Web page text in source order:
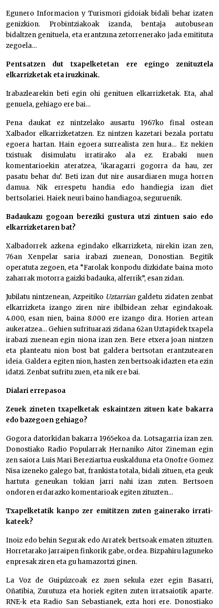
Egunero Informacion y Turismori gidoiak bidali behar izaten
genizkion. Probintziakoak izanda, bentaja autobusean
bidaltzen genituela, eta erantzuna zetorrenerako jada emitituta
zegoela…
Pentsatzen dut txapelketetan ere egingo zenituztela
elkarrizketak eta iruzkinak.
Irabazlearekin beti egin ohi genituen elkarrizketak. Eta, ahal
genuela, gehiago ere bai…
Pena daukat ez nintzelako ausartu 1967ko final ostean
Xalbador elkarrizketatzen. Ez nintzen kazetari bezala portatu
egoera hartan. Hain egoera surrealista zen hura… Ez nekien
txistuak disimulatu irratirako ala ez. Erabaki nuen
komentarioekin ateratzea, ‘ikaragarri gogorra da hau, zer
pasatu behar du’. Beti izan dut nire ausardiaren muga horren
damua. Nik errespetu handia edo handiegia izan diet
bertsolariei. Haiek neuri baino handiagoa, seguruenik.
Badaukazu gogoan bereziki gustura utzi zintuen saio edo
elkarrizketaren bat?
Xalbadorrek azkena egindako elkarrizketa, nirekin izan zen,
76an Xenpelar saria irabazi zuenean, Donostian. Begitik
operatuta zegoen, eta “Farolak konpodu dizkidate baina moto
zaharrak motorra gaizki badauka, alferrik”, esan zidan.
Jubilatu nintzenean, Azpeitiko Uztarrian galdetu zidaten zenbat
elkarrizketa izango ziren nire ibilbidean zehar egindakoak.
4.000, esan nien, baina 8.000 ere izango dira. Horien artean
aukeratzea… Gehien sufrituarazi zidana 62an Uztapidek txapela
irabazi zuenean egin niona izan zen. Bere etxera joan nintzen
eta planteatu nion bost bat galdera bertsotan erantzutearen
ideia. Galdera egiten nion, hasten zen bertsoak idazten eta ezin
idatzi. Zenbat sufritu zuen, eta nik ere bai.
Dialari errepasoa
Zeuek zineten txapelketak eskaintzen zituen kate bakarra
edo bazegoen gehiago?
Gogora datorkidan bakarra 1965ekoa da. Lotsagarria izan zen.
Donostiako Radio Popularrak Hernaniko Aitor Zineman egin
zen saiora Luis Mari Bereziartua euskalduna eta Onofre Gomez
Nisa izeneko galego bat, frankista totala, bidali zituen, eta geuk
hartuta geneukan tokian jarri nahi izan zuten. Bertsoen
ondoren erdarazko komentarioak egiten zituzten…
Txapelketatik kanpo zer emititzen zuten gainerako irrati-
kateek?
Inoiz edo behin Segurak edo Arratek bertsoak ematen zituzten.
Horretarako jarraipen finkorik gabe, ordea. Bizpahiru laguneko
enpresak ziren eta gu hamazortzi ginen.
La Voz de Guipúzcoak ez zuen sekula ezer egin Basarri,
Oñatibia, Zurutuza eta horiek egiten zuten irratsaiotik aparte.
RNE-k eta Radio San Sebastianek, ezta hori ere. Donostiako